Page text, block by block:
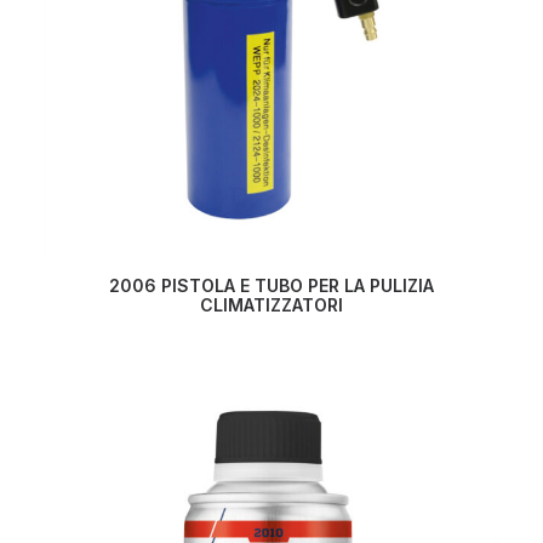
LEGGI TUTTO
2006 PISTOLA E TUBO PER LA PULIZIA
CLIMATIZZATORI